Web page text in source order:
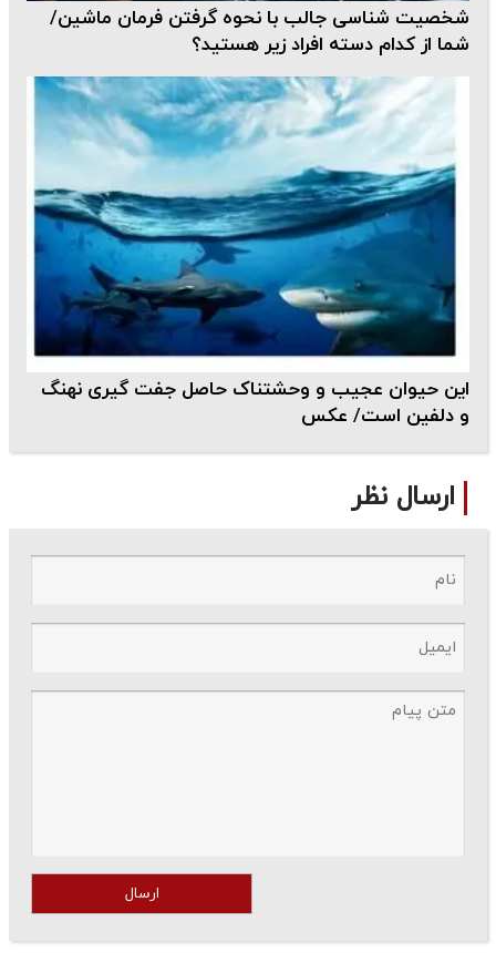
شخصیت شناسی جالب با نحوه گرفتن فرمان ماشین/
شما از کدام دسته افراد زیر هستید؟
این حیوان عجیب و وحشتناک حاصل جفت گیری نهنگ
و دلفین است/ عکس
ارسال نظر
ارسال